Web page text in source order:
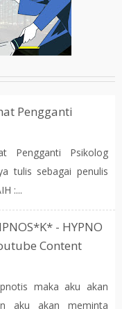
Pengganti
Pengganti Psikolog
tulis sebagai penulis
:...
- HYPNO
Content
maka aku akan
aku akan meminta